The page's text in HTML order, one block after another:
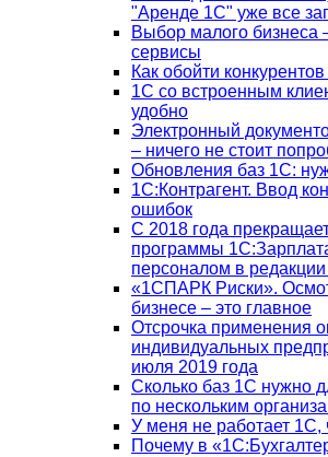
"Аренде 1С" уже все
Выбор малого бизнеса
сервисы
Как обойти
1C со встроенным
удобно
Электронный
– ничего не стоит
Обновления баз 1С:
1С:Контрагент. Ввод
ошибок
С 2018 года
программы
персоналом в
«1СПАРК Риски».
бизнесе – это главное
Отсрочка применения
индивидуальных
июля 2019 года
Сколько баз 1C нужно
по нескольким
У меня не работает 1С,
Почему в